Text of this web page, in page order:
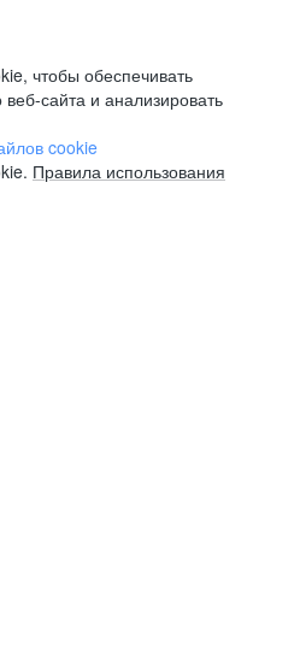
чтобы обеспечивать
сайта и анализировать
cookie
Правила использования